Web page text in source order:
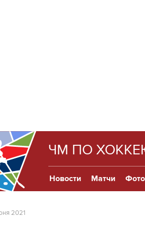
ЧМ ПО
Новости Матчи Фото
2021